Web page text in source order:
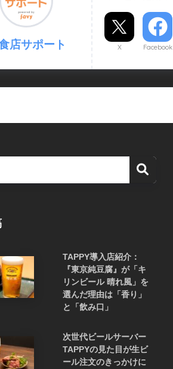
店サポート X Facebook
TAPPY導入店紹介：
『東京純豆腐』が「キ
リンビール 晴れ風」を
選んだ理由は「香り」
と「飲み口」
次世代ビールサーバー
TAPPYの見た目が生ビ
ール注文のきっかけに